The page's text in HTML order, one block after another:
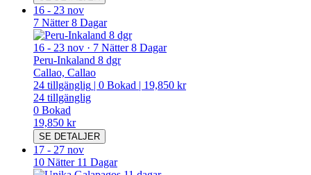
16 - 23 nov
7 Nätter 8 Dagar
16 - 23 nov · 7 Nätter 8 Dagar
Peru-Inkaland 8 dgr
Callao, Callao
24 tillgänglig | 0 Bokad | 19,850 kr
24 tillgänglig
0 Bokad
19,850 kr
SE DETALJER
17 - 27 nov
10 Nätter 11 Dagar